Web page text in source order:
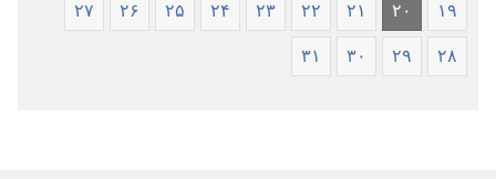
۱۹ ۲۰ ۲۱ ۲۲ ۲۳ ۲۴ ۲۵ ۲۶ ۲۷
۲۸ ۲۹ ۳۰ ۳۱